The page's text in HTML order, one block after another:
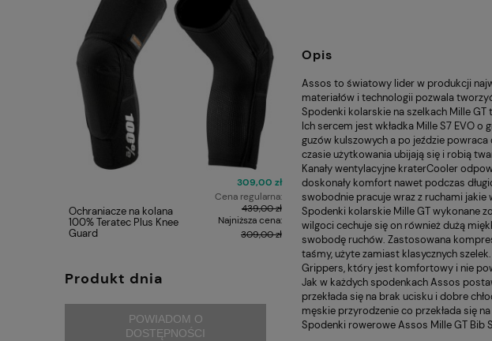
Ochraniacze na kolana
100% Teratec Plus Knee
Guard
309,00 zł
Cena regularna:
439,00 zł
Najniższa cena:
309,00 zł
Żel Enervit Carbo Gel C2:1
PRO 60 ml
Cena
Produkt dnia
POWIADOM O
DOSTĘPNOŚCI
Opis
Assos to światowy lider w produkcji
materiałów i technologii pozwala
Spodenki kolarskie na szelkach Mille
Ich sercem jest wkładka Mille S7 EVO
guzów kulszowych a po jeździe
czasie użytkowania ubijają się i robią
Kanały wentylacyjne kraterCooler
doskonały komfort nawet podczas
swobodnie pracuje wraz z ruchami
Spodenki kolarskie Mille GT wykonane
wilgoci cechuje się on również dużą
swobodę ruchów. Zastosowana
taśmy, użyte zamiast klasycznych
Grippers, który jest komfortowy i nie
Jak w każdych spodenkach Assos
przekłada się na brak ucisku i dobre
męskie przyrodzenie co przekłada się
Spodenki rowerowe Assos Mille GT Bib